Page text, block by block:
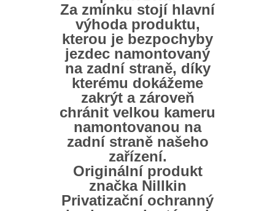
Za zmínku stojí hlavní
výhoda produktu,
kterou je bezpochyby
jezdec namontovaný
na zadní straně, díky
kterému dokážeme
zakrýt a zároveň
chránit velkou kameru
namontovanou na
zadní straně našeho
zařízení.
Originální produkt
značka Nillkin
Privatizační ochranný